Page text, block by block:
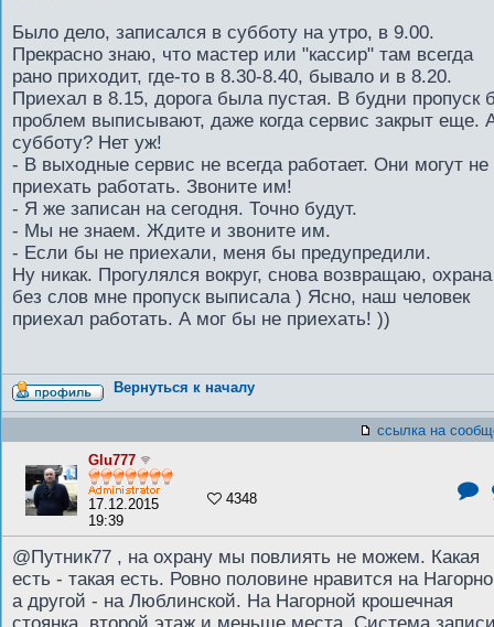
Было дело, записался в субботу на утро, в 9.00.
Прекрасно знаю, что мастер или "кассир" там всегда
рано приходит, где-то в 8.30-8.40, бывало и в 8.20.
Приехал в 8.15, дорога была пустая. В будни пропуск
проблем выписывают, даже когда сервис закрыт еще.
субботу? Нет уж!
- В выходные сервис не всегда работает. Они могут не
приехать работать. Звоните им!
- Я же записан на сегодня. Точно будут.
- Мы не знаем. Ждите и звоните им.
- Если бы не приехали, меня бы предупредили.
Ну никак. Прогулялся вокруг, снова возвращаю, охрана
без слов мне пропуск выписала ) Ясно, наш человек
приехал работать. А мог бы не приехать! ))
Вернуться к началу
ссылка на
Glu777
17.12.2015
19:39
4348
@Путник77 , на охрану мы повлиять не можем. Какая
есть - такая есть. Ровно половине нравится на
а другой - на Люблинской. На Нагорной крошечная